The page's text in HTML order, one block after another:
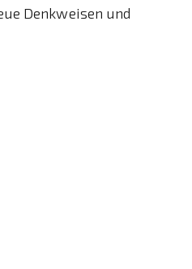
Denkweisen und